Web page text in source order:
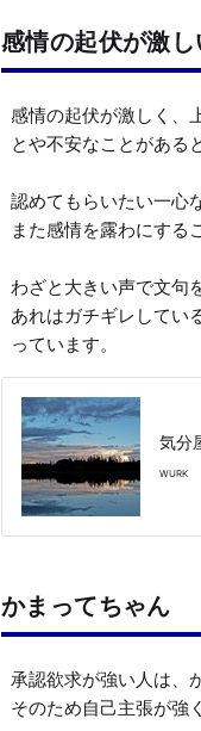
感情の起伏が激し
感情の起伏が激しく、
とや不安なことがある
認めてもらいたい一心
また感情を露わにする
わざと大きい声で文句
あれはガチギレしてい
っています。
気分
WURK
かまってちゃん
承認欲求が強い人は、
そのため自己主張が強